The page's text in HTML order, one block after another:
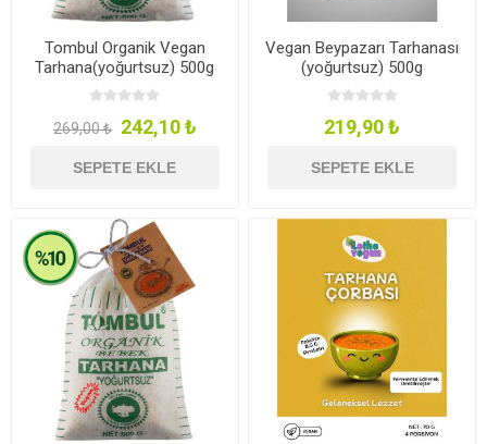
Tombul Organik Vegan
Tarhana(yoğurtsuz) 500g
269,00 ₺ 242,10 ₺
SEPETE EKLE
Vegan Beypazarı Tarhanası
(yoğurtsuz) 500g
219,90 ₺
SEPETE EKLE